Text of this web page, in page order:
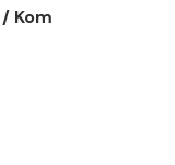
Kom